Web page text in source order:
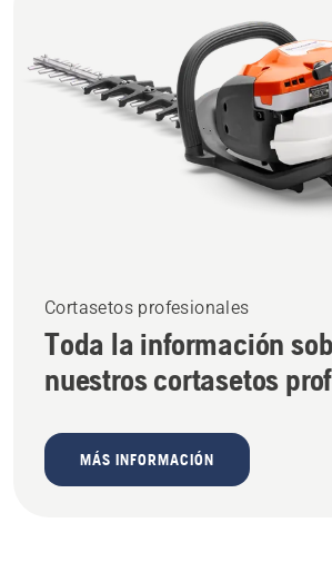
Cortasetos profesionales
Toda la información
nuestros cortasetos
MÁS INFORMACIÓN